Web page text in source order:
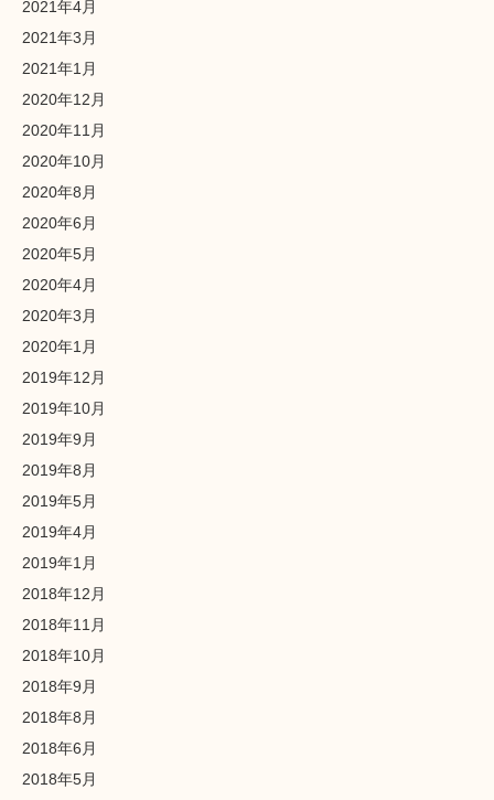
2021年4月
2021年3月
2021年1月
2020年12月
2020年11月
2020年10月
2020年8月
2020年6月
2020年5月
2020年4月
2020年3月
2020年1月
2019年12月
2019年10月
2019年9月
2019年8月
2019年5月
2019年4月
2019年1月
2018年12月
2018年11月
2018年10月
2018年9月
2018年8月
2018年6月
2018年5月